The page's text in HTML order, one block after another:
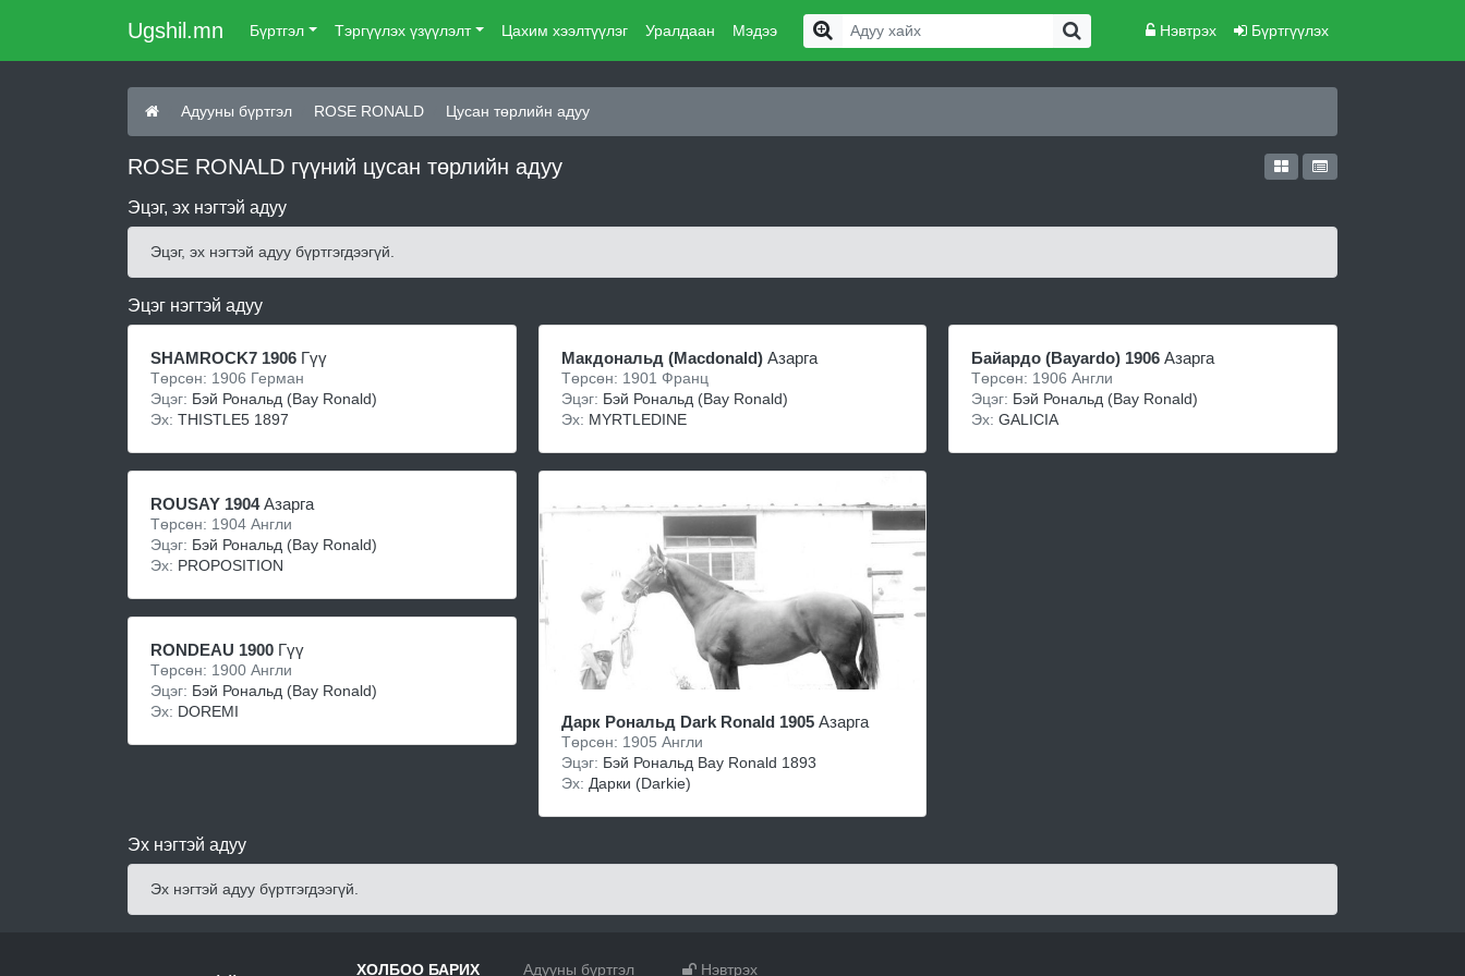
Ugshil.mn Бүртгэл Тэргүүлэх үзүүлэлт Цахим хээлтүүлэг Уралдаан Мэдээ Нэвтрэх Бүртгүүлэх
Адууны бүртгэл ROSE RONALD Цусан төрлийн адуу
ROSE RONALD гүүний цусан төрлийн адуу
Эцэг, эх нэгтэй адуу
Эцэг, эх нэгтэй адуу бүртгэгдээгүй.
Эцэг нэгтэй адуу
SHAMROCK7 1906 Гүү
Төрсөн: 1906 Герман
Эцэг: Бэй Рональд (Bay Ronald)
Эх: THISTLE5 1897
ROUSAY 1904Азарга
Төрсөн: 1904 Англи
Эцэг: Бэй Рональд (Bay Ronald)
Эх: PROPOSITION
RONDEAU 1900 Гүү
Төрсөн: 1900 Англи
Эцэг: Бэй Рональд (Bay Ronald)
Эх: DOREMI
Макдональд (Macdonald)Азарга
Төрсөн: 1901 Франц
Эцэг: Бэй Рональд (Bay Ronald)
Эх: MYRTLEDINE
Дарк Рональд Dark Ronald 1905Азарга
Төрсөн: 1905 Англи
Эцэг: Бэй Рональд Bay Ronald 1893
Эх: Дaрки (Darkie)
Бaйaрдо (Bayardo) 1906 Азарга
Төрсөн: 1906 Англи
Эцэг: Бэй Рональд (Bay Ronald)
Эх:GALICIA
Эх нэгтэй адуу
Эх нэгтэй адуу бүртгэгдээгүй.
ХОЛБОО БАРИХ Адууны бүртгэл Нэвтрэх